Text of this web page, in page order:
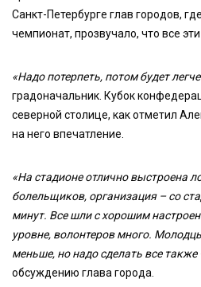
Санкт-Петербурге глав городов,
чемпионат, прозвучало, что все
«Надо потерпеть, потом будет
градоначальник. Кубок
северной столице, как отметил
на него впечатление.
«На стадионе отлично выстроена
болельщиков, организация – со
минут. Все шли с хорошим
уровне, волонтеров много.
меньше, но надо сделать все также
обсуждению глава города.